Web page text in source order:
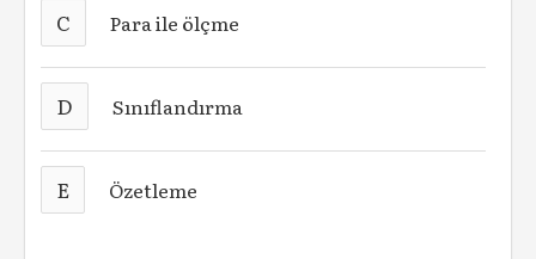
C Para ile ölçme
D Sınıflandırma
E Özetleme